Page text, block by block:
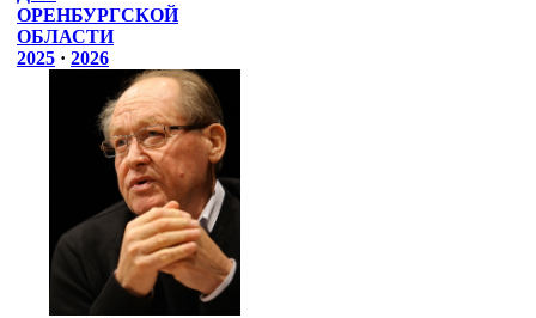
ОРЕНБУРГСКОЙ
ОБЛАСТИ
2025 · 2026